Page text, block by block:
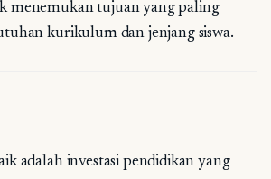
menemukan tujuan yang paling
kurikulum dan jenjang siswa.
adalah investasi pendidikan yang